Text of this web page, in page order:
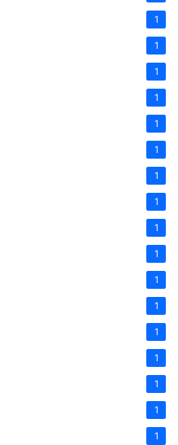
1
1
1
1
1
1
1
1
1
1
1
1
1
1
1
1
1